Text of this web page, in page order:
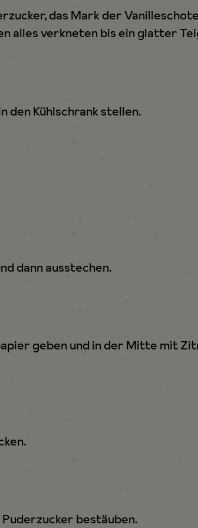
das Mark der
alles verkneten bis ein glatter
den Kühlschrank stellen.
dann ausstechen.
geben und in der Mitte mit
bestäuben.